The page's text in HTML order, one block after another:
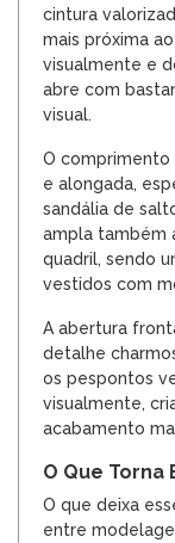
cintura
mais próxima
visualmente e
abre com
visual.
O
e alongada,
sandália de
ampla também
quadril, sendo
vestidos com
A abertura
detalhe
os pespontos
visualmente,
acabamento
O Que Torna
O que deixa
entre